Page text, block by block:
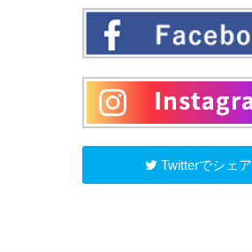
Twitterでシェア